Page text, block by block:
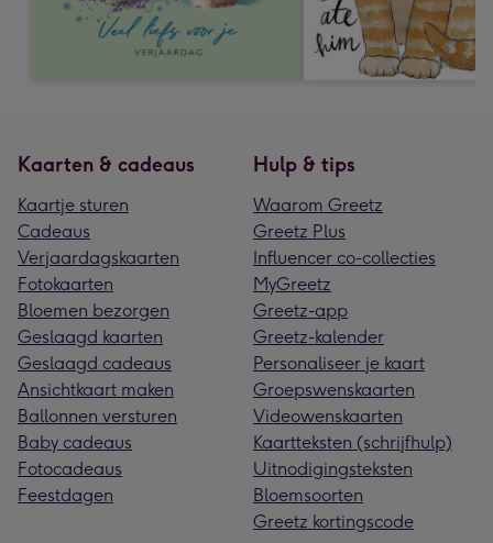
Kaarten & cadeaus
Kaartje sturen
Cadeaus
Verjaardagskaarten
Fotokaarten
Bloemen bezorgen
Geslaagd kaarten
Geslaagd cadeaus
Ansichtkaart maken
Ballonnen versturen
Baby cadeaus
Fotocadeaus
Feestdagen
Hulp & tips
Waarom Greetz
Greetz Plus
Influencer co-collecties
MyGreetz
Greetz-app
Greetz-kalender
Personaliseer je kaart
Groepswenskaarten
Videowenskaarten
Kaartteksten (schrijfhulp)
Uitnodigingsteksten
Bloemsoorten
Greetz kortingscode